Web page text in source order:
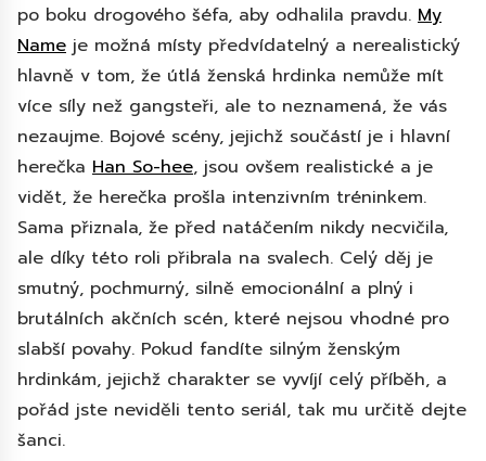
po boku drogového šéfa, aby odhalila pravdu. My
Name je možná místy předvídatelný a nerealistický
hlavně v tom, že útlá ženská hrdinka nemůže mít
více síly než gangsteři, ale to neznamená, že vás
nezaujme. Bojové scény, jejichž součástí je i hlavní
herečka Han So-hee, jsou ovšem realistické a je
vidět, že herečka prošla intenzivním tréninkem.
Sama přiznala, že před natáčením nikdy necvičila,
ale díky této roli přibrala na svalech. Celý děj je
smutný, pochmurný, silně emocionální a plný i
brutálních akčních scén, které nejsou vhodné pro
slabší povahy. Pokud fandíte silným ženským
hrdinkám, jejichž charakter se vyvíjí celý příběh, a
pořád jste neviděli tento seriál, tak mu určitě dejte
šanci.